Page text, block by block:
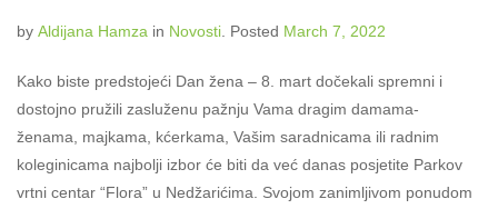
by Aldijana Hamza in Novosti Posted March 7, 2022
Kako biste predstojeći Dan žena – 8. mart dočekali spremni i
dostojno pružili zasluženu pažnju Vama dragim damama-
ženama, majkama, kćerkama, Vašim saradnicama ili radnim
koleginicama najbolji izbor će biti da već danas posjetite Parkov
vrtni centar “Flora” u Nedžarićima. Svojom zanimljivom ponudom